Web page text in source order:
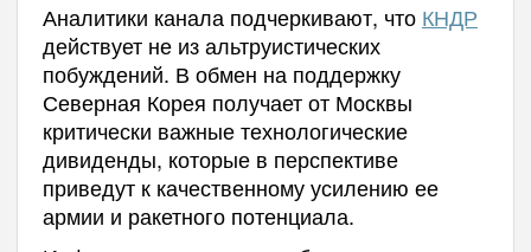
Аналитики канала подчеркивают, что КНДР
действует не из альтруистических
побуждений. В обмен на поддержку
Северная Корея получает от Москвы
критически важные технологические
дивиденды, которые в перспективе
приведут к качественному усилению ее
армии и ракетного потенциала.